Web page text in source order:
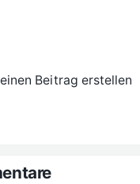
Beitrag erstellen